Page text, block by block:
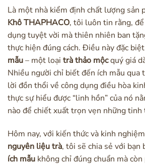
Là một nhà kiểm định chất lượng sản
Khô THAPHACO, tôi luôn tin rằng,
dụng tuyệt vời mà thiên nhiên ban
thực hiện đúng cách. Điều này đặc
mẫu– một loại trà thảo mộcquý giá
Nhiều người chỉ biết đến ích mẫu qua
lời đồn thổi về công dụng điều hòa
thực sự hiểu được “linh hồn” của nó
nào để chiết xuất trọn vẹn những tinh
Hôm nay, với kiến thức và kinh
nguyên liệu trà, tôi sẽ chia sẻ với bạn
ích mẫu không chỉ đúng chuẩn mà